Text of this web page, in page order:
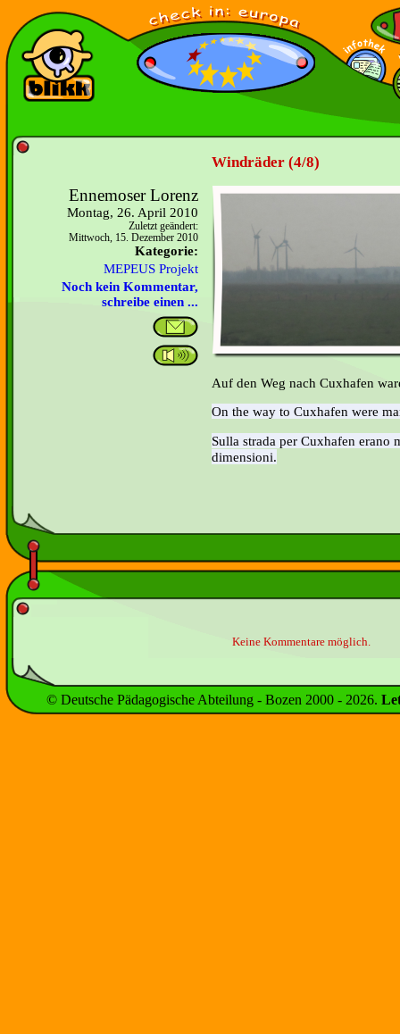
Windräder (4/8)
Ennemoser Lorenz
Montag, 26. April 2010
Zuletzt geändert:
Mittwoch, 15. Dezember 2010
Kategorie:
MEPEUS Projekt
Noch kein Kommentar,
schreibe einen ...
Auf den Weg nach Cuxhafen
On the way to Cuxhafen were
Sulla strada per Cuxhafen
dimensioni.
Keine Kommentare möglich.
© Deutsche Pädagogische Abteilung - Bozen 2000 - 2026.